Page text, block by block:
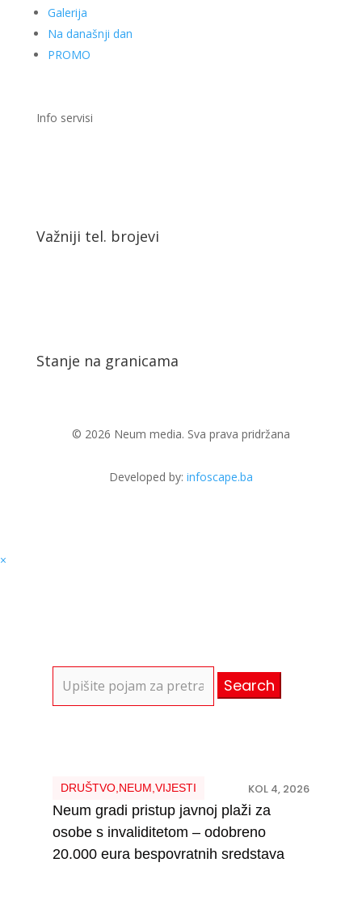
Galerija
Na današnji dan
PROMO
Info servisi
Važniji tel. brojevi
Stanje na granicama
© 2026 Neum media. Sva prava pridržana
Developed by: infoscape.ba
×
for:
DRUŠTVO, NEUM VIJESTI KOL 4, 2026
Neum gradi pristup javnoj plaži za
osobe s invaliditetom – odobreno
20.000 eura bespovratnih sredstava